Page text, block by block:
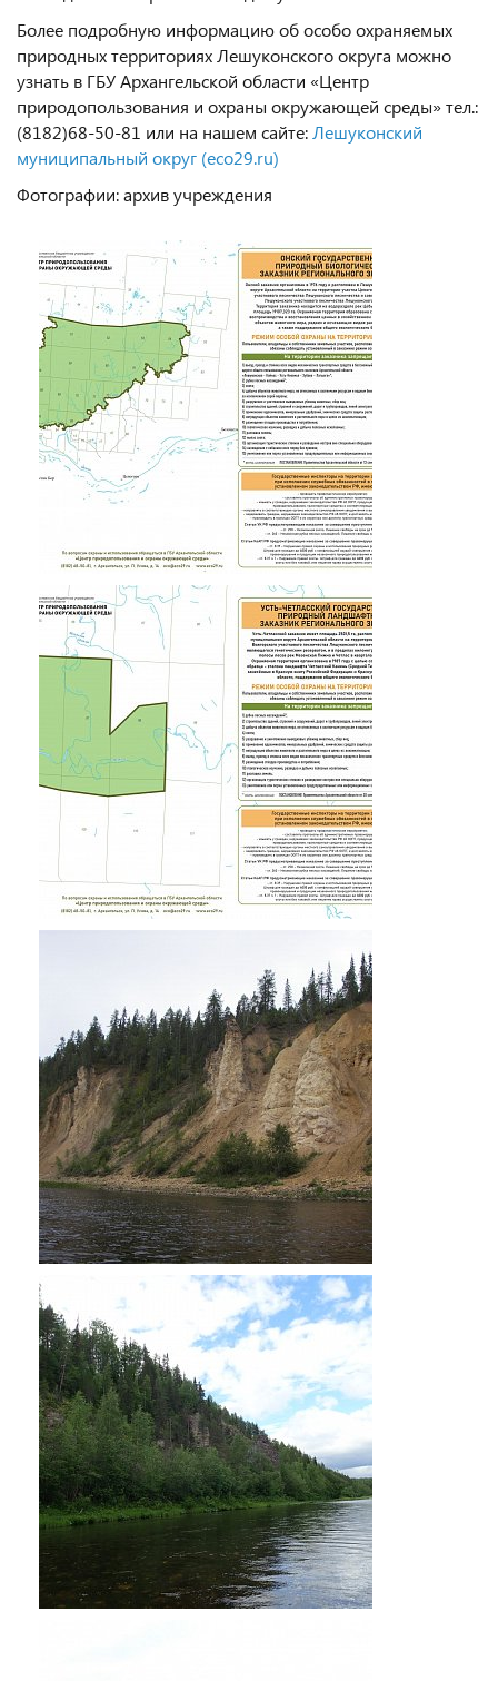
Более подробную информацию об особо охраняемых
природных территориях Лешуконского округа можно
узнать в ГБУ Архангельской области «Центр
природопользования и охраны окружающей среды» тел.:
(8182)68-50-81 или на нашем сайте: Лешуконский
муниципальный округ (eco29.ru)
Фотографии: архив учреждения